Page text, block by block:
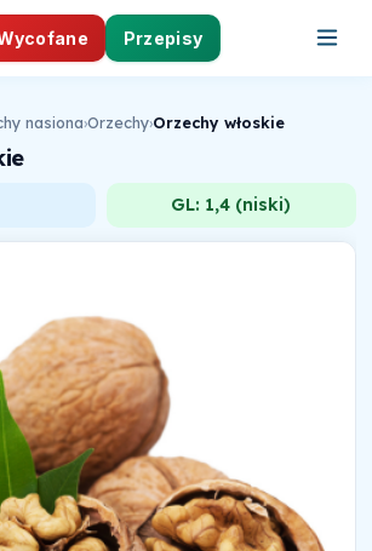
Przepisy
nasiona›Orzechy›Orzechy włoskie
GL: 1,4 (niski)